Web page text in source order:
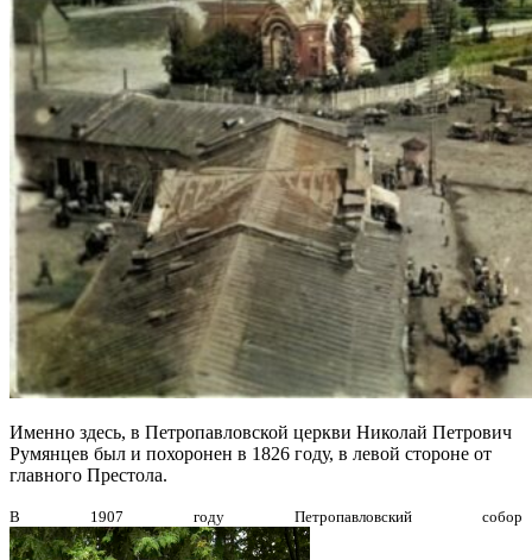
Именно здесь, в Петропавловской церкви Николай Петрович
Румянцев был и похоронен в 1826 году, в левой стороне от
главного Престола.
В 1907 году Петропавловский собор